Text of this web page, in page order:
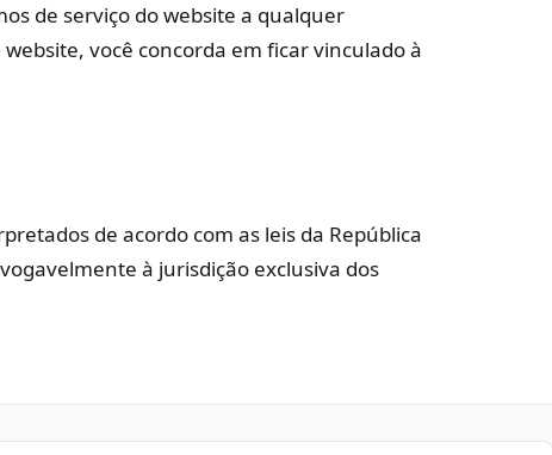
de serviço do website a qualquer
você concorda em ficar vinculado à
de acordo com as leis da República
à jurisdição exclusiva dos